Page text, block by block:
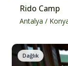
Rido Camp
Antalya /
Dağlık